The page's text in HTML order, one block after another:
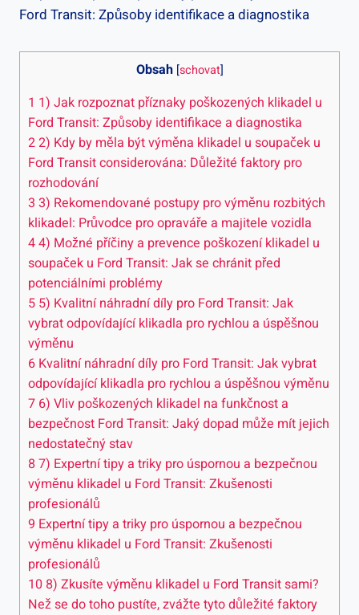
Obsah [schovat]
1 1) Jak rozpoznat ⁢příznaky poškozených ​klikadel u
Ford Transit: Způsoby identifikace ‌a diagnostika
22) Kdy ‍by měla být výměna klikadel ‍u soupaček‌ u
Ford Transit considerována: Důležité faktory pro
rozhodování
3 3) Rekomendované postupy pro ‌výměnu rozbitých​
klikadel: Průvodce pro opraváře a‍ majitele vozidla
44)‌ Možné ‍příčiny a prevence poškození klikadel u
soupaček u‍ Ford​ Transit: ‍Jak se chránit před
potenciálními ⁣problémy
5 5) Kvalitní náhradní díly pro Ford Transit: Jak
vybrat ​odpovídající‍ klikadla pro rychlou a úspěšnou
výměnu
6 Kvalitní náhradní díly pro Ford Transit: ​Jak vybrat
odpovídající ‍klikadla ‍pro rychlou a úspěšnou výměnu
7 6) ‍Vliv poškozených ​klikadel na funkčnost a
bezpečnost Ford Transit: Jaký⁢ dopad ‍může mít jejich
nedostatečný stav
87) Expertní tipy a triky pro úspornou a bezpečnou
výměnu klikadel u ‍Ford⁢ Transit: Zkušenosti
profesionálů
9 Expertní tipy a triky pro úspornou a bezpečnou
výměnu klikadel​ u Ford Transit: ⁣Zkušenosti
profesionálů
10 8) Zkusíte‌ výměnu klikadel u Ford Transit sami?
Než se do toho pustíte, zvážte‌ tyto důležité faktory